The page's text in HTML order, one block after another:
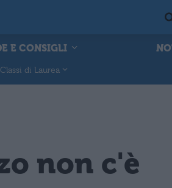
E CONSIGLI
Classi di Laurea
non c'è